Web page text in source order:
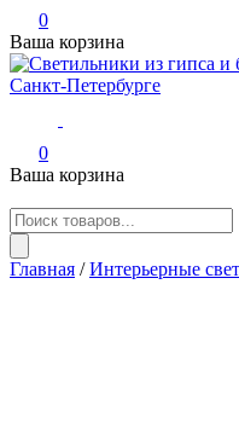
0
Ваша корзина
Светильники из гипса и
Санкт-Петербурге
Итальянские светильники
Профили. Авторский декор.
0
Ваша корзина
Поиск
товаров
Главная /Интерьерные